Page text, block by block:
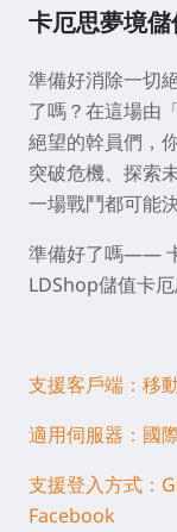
卡厄思夢境
準備好消除一切
了嗎？在這場由
絕望的幹員們，
突破危機、探索
一場戰鬥都可能
準備好了嗎——
LDShop儲值卡
支援客戶端：移
適用伺服器：國
支援登入方式：
Facebook